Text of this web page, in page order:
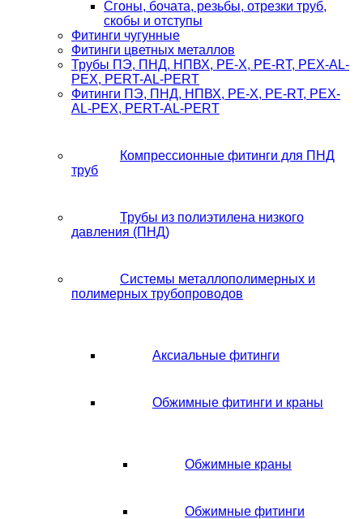
Сгоны, бочата, резьбы, отрезки труб,
скобы и отступы
Фитинги чугунные
Фитинги цветных металлов
Трубы ПЭ, ПНД, НПВХ, PE-X, PE-RT, PEX-AL-
PEX, PERT-AL-PERT
Фитинги ПЭ, ПНД, НПВХ, PE-X, PE-RT, PEX-
AL-PEX, PERT-AL-PERT
Компрессионные фитинги для ПНД
труб
Трубы из полиэтилена низкого
давления (ПНД)
Системы металлополимерных и
полимерных трубопроводов
Аксиальные фитинги
Обжимные фитинги и краны
Обжимные краны
Обжимные фитинги